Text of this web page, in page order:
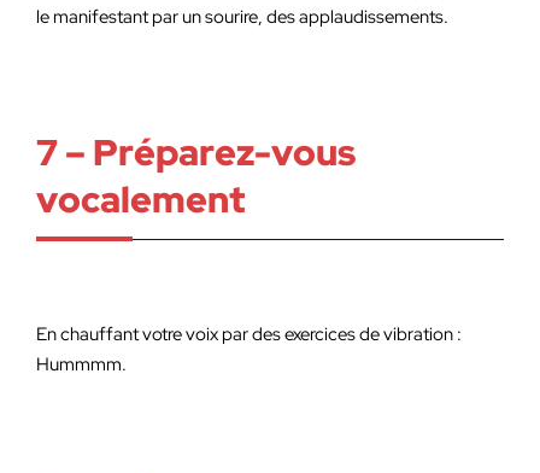
le manifestant par un sourire, des applaudissements.
7 – Préparez-vous
vocalement
En chauffant votre voix par des exercices de vibration :
Hummmm.